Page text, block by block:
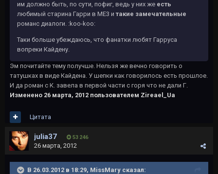
им должно быть, по сути, пофиг, ведь у них же есть
любимый старина Гарри в МЕ3 итакие замечательные
романс диалоги. :koo-koo:
Таки больше убеждаюсь, что фанатки любят Гарруса
вопреки Кайдену.
Эм почитайте тему получше. Нельзя же вечно говорить о
татушках в виде Кайдена. У шепки как говорилось есть прошлое.
И да роман с К. завела в первой части с горя что не дали Г.
Изменено 26 марта, 2012 пользователем Zireael_Ua
Цитата
julia37 53 246
26 марта, 2012
В 26.03.2012 в 18:29, MissMary сказал: